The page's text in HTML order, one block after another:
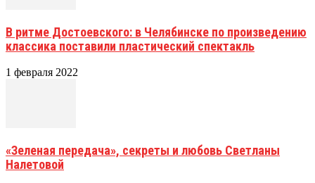
В ритме Достоевского: в Челябинске по произведению
классика поставили пластический спектакль
1 февраля 2022
«Зеленая передача», секреты и любовь Светланы
Налетовой